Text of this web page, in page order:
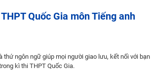
07/2025)Quốc Gia môn Tiếng anh
thứ ngôn ngữ giúp mọi người giao lưu, kết nối với bạn
kì thi THPT Quốc Gia.